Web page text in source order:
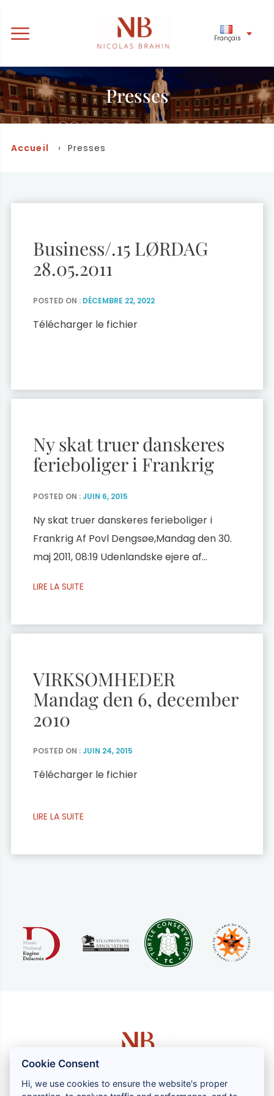
Français
Presses
Accueil › Presses
Business/.15 LØRDAG
28.05.2011
POSTED ON : DÉCEMBRE 22, 2022
Télécharger le fichier
Ny skat truer danskeres
ferieboliger i Frankrig
POSTED ON : JUIN 6, 2015
Ny skat truer danskeres ferieboliger i
Frankrig Af Povl Dengsøe,Mandag den 30.
maj 2011, 08:19 Udenlandske ejere af
medfinansiere lavere skat til franskmænd.
efter nye skattekilder til at finansiere en
LIRE LA SUITE
VIRKSOMHEDER
Mandag den 6, december
2010
POSTED ON : JUIN 24, 2015
Télécharger le fichier
LIRE LA SUITE
Cookie Consent
Hi, we use cookies to ensure the website's proper